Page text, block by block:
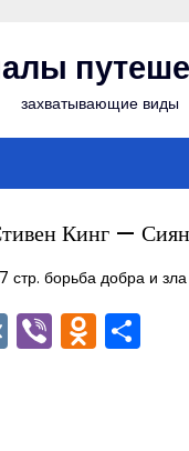
захватывающие виды
Кинг —
стр. борьба добра и зла
VKViber